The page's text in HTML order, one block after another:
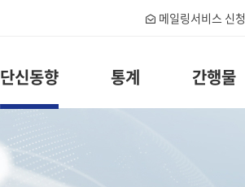
단신동향 통계 간행물
메일링서비스 신청